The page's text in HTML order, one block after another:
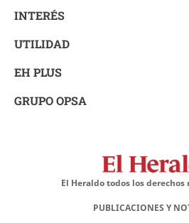
INTERÉS
UTILIDAD
EH PLUS
GRUPO OPSA
El Heraldo todos los
PUBLICACIONES Y